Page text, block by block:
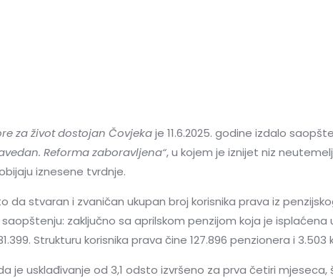
za život dostojan Čovjekaje 11.6.2025. godine izdalo
Reforma zaboravljena“, u kojem je iznijet niz
iznesene tvrdnje.
da stvaran i zvaničan ukupan broj korisnika prava iz
zaključno sa aprilskom penzijom koja je
Strukturu korisnika prava čine 127.896 penzionera i
je usklađivanje od 3,1 odsto izvršeno za prva četiri